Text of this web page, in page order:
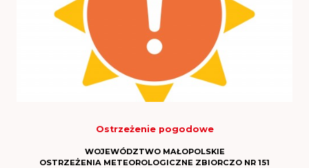
Ostrzeżenie pogodowe
WOJEWÓDZTWO MAŁOPOLSKIE
OSTRZEŻENIA METEOROLOGICZNE ZBIORCZO NR 151